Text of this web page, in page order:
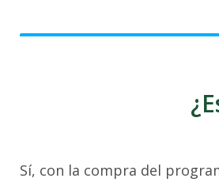
Sí, con la compra del